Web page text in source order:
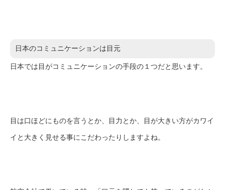
日本のコミュニケーションは目元
日本では目がコミュニケーションの手段の１つだと思います。
目は口ほどにものを言うとか、目力とか、目が大きい方がカワイ
イと大きく見せる事にこだわったりしますよね。